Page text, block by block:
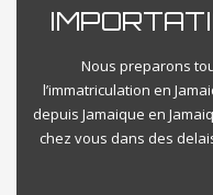
Nous preparons
l’immatriculation en
depuis Jamaique en
chez vous dans des